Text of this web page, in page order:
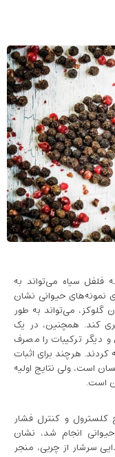
سیاه می‌تواند به
نمونه‌های حیوانی نشان
گلوکز، می‌تواند به طور
کند. همچنین، در یک
و دیگر ترکیبات را مصرف
هرچند برای اثبات
است، ولی نتایج اولیه
است.
و کنترل فشار
انجام شد، نشان
سرشار از چربی، منجر